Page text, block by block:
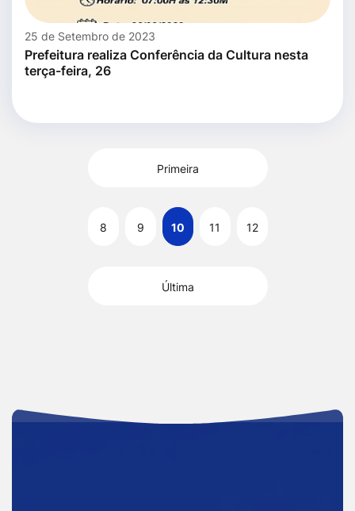
25 de Setembro de 2023
Prefeitura realiza Conferência da Cultura nesta
terça-feira, 26
Primeira
8 9 10 11 12
Última